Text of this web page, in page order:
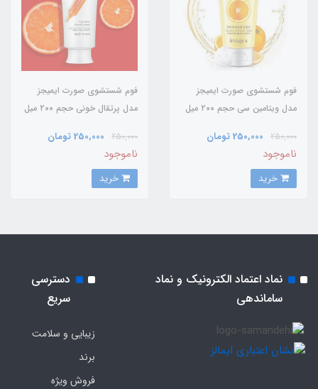
فوم شستشوی صورت ایمیجز
مدل ویتامین سی حجم ۲۰۰ میل
250,000 250,000 تومان
ناموجود
فوم شستشوی صورت ایمیجز
مدل پرتقال خونی حجم ۲۰۰ میل
250,000 250,000 تومان
ناموجود
نماد اعتماد الکترونیک و نماد
ساماندهی
دسترسی
سریع
زیبایی و سلامت
برند
فروش ویژه